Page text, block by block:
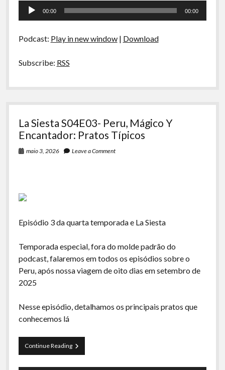
Mágico
Doces
Tocador
00:00 00:00
Podcast: Play in new window| Download
Subscribe: RSS
La Siesta S04E03- Peru, Mágico Y
Encantador: Pratos Típicos
maio 3, 2026 Leave a Comment
Episódio 3 da quarta temporada e La Siesta
Temporada especial, fora do molde padrão do
podcast, falaremos em todos os episódios sobre o
Peru, após nossa viagem de oito dias em setembro de
2025
Nesse episódio, detalhamos os principais pratos que
conhecemos lá
Continue ReadingLa
Siesta